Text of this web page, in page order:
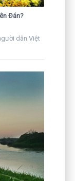
Đán?
dân Việt